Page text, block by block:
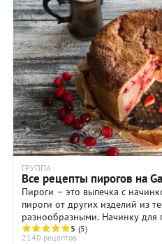
ГРУППА
Все рецепты пирогов на
Пироги – это выпечка с
пироги от других изделий из
разнообразными. Начинку для
(ягоды, фрукты, творог, мак) и ...
5 (5)
2140 рецептов